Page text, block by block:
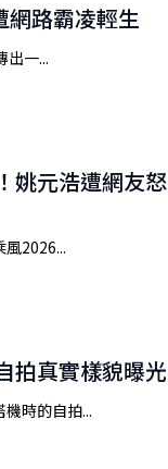
網路霸凌輕生
出一...
姚元浩遭網友怒
2026...
拍真實樣貌曝光
時的自拍...